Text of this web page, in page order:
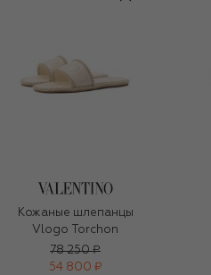
Кожаные шлепанцы
Vlogo Torchon
78 250 ₽
54 800 ₽